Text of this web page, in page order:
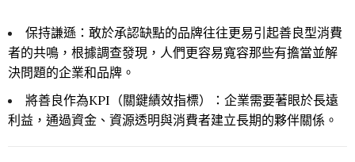
保持謙遜：敢於承認缺點的品牌往往更易引起善良型消費
者的共鳴，根據調查發現，人們更容易寬容那些有擔當並解
決問題的企業和品牌。
將善良作為KPI（關鍵績效指標）：企業需要著眼於長遠
利益，通過資金、資源透明與消費者建立長期的夥伴關係。